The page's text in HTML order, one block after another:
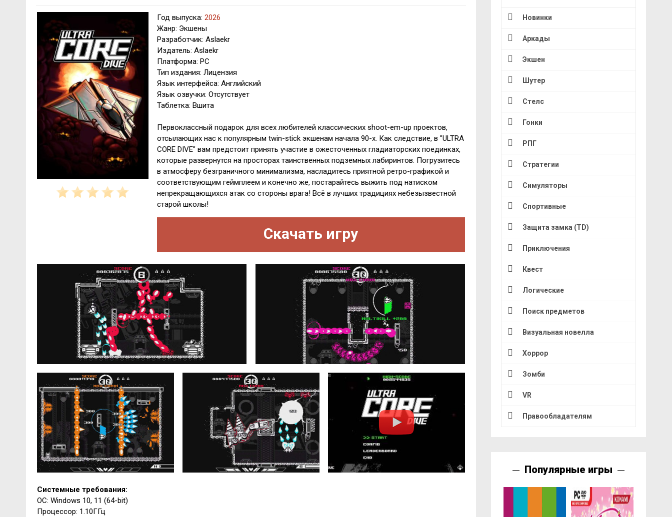
Год выпуска: 2026
Жанр: Экшены
Разработчик: Aslaekr
Издатель: Aslaekr
Платформа: PC
Тип издания: Лицензия
Язык интерфейса: Английский
Язык озвучки: Отсутствует
Таблетка: Вшита
Первоклассный подарок для всех любителей классических shoot-em-up проектов,
отсылающих нас к популярным twin-stick экшенам начала 90-х. Как следствие, в "ULTRA
CORE DIVE" вам предстоит принять участие в ожесточенных гладиаторских поединках,
которые развернутся на просторах таинственных подземных лабиринтов. Погрузитесь
в атмосферу безграничного минимализма, насладитесь приятной ретро-графикой и
соответствующим геймплеем и конечно же, постарайтесь выжить под натиском
непрекращающихся атак со стороны врага! Всё в лучших традициях небезызвестной
старой школы!
Скачать игру
Системные требования:
ОС: Windows 10, 11 (64-bit)
Процессор: 1.10ГГц
Новинки
Аркады
Экшен
Шутер
Стелс
Гонки
РПГ
Стратегии
Симуляторы
Спортивные
Защита замка (TD)
Приключения
Квест
Логические
Поиск предметов
Визуальная новелла
Хоррор
Зомби
VR
Правообладателям
Популярные игры